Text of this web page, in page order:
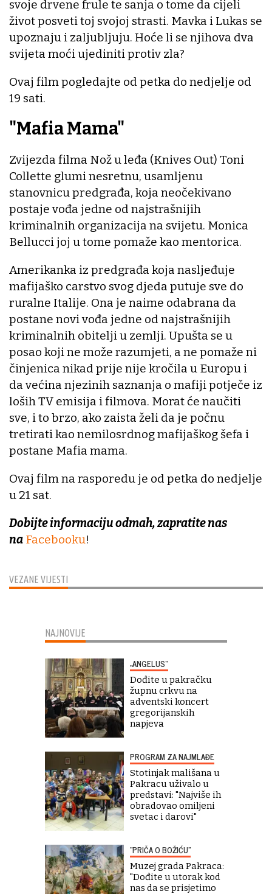
VEZANE VIJESTI
svoje drvene frule te sanja o tome da cijeli
život posveti toj svojoj strasti. Mavka i Lukas se
upoznaju i zaljubljuju. Hoće li se njihova dva
svijeta moći ujediniti protiv zla?
Ovaj film pogledajte od petka do nedjelje od
19 sati.
"Mafia Mama"
Zvijezda filma Nož u leđa (Knives Out) Toni
Collette glumi nesretnu, usamljenu
stanovnicu predgrađa, koja neočekivano
postaje vođa jedne od najstrašnijih
kriminalnih organizacija na svijetu. Monica
Bellucci joj u tome pomaže kao mentorica.
Amerikanka iz predgrađa koja nasljeđuje
mafijaško carstvo svog djeda putuje sve do
ruralne Italije. Ona je naime odabrana da
postane novi vođa jedne od najstrašnijih
kriminalnih obitelji u zemlji. Upušta se u
posao koji ne može razumjeti, a ne pomaže ni
činjenica nikad prije nije kročila u Europu i
da većina njezinih saznanja o mafiji potječe iz
loših TV emisija i filmova. Morat će naučiti
sve, i to brzo, ako zaista želi da je počnu
tretirati kao nemilosrdnog mafijaškog šefa i
postane Mafia mama.
Ovaj film na rasporedu je od petka do nedjelje
u 21 sat.
Dobijte informaciju odmah, zapratite nas
na Facebooku!
NAJNOVIJE
„ANGELUS“
Dođite u pakračku
župnu crkvu na
adventski koncert
gregorijanskih
napjeva
PROGRAM ZA NAJMLAĐE
Stotinjak mališana u
Pakracu uživalo u
predstavi: "Najviše ih
obradovao omiljeni
svetac i darovi"
"PRIČA O BOŽIĆU"
Muzej grada Pakraca:
"Dođite u utorak kod
nas da se prisjetimo